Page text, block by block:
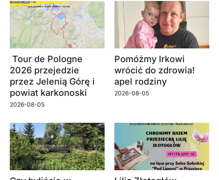
Tour de Pologne
2026 przejedzie
przez Jelenią Górę i
powiat karkonoski
2026-08-05
Pomóżmy Irkowi
wrócić do zdrowia!
apel rodziny
2026-08-05